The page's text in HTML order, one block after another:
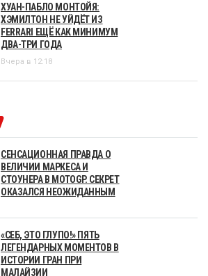
ХУАН-ПАБЛО МОНТОЙЯ:
ХЭМИЛТОН НЕ УЙДЁТ ИЗ
FERRARI ЕЩЁ КАК МИНИМУМ
ДВА-ТРИ ГОДА
Вчера в 12:18
СЕНСАЦИОННАЯ ПРАВДА О
ВЕЛИЧИИ МАРКЕСА И
СТОУНЕРА В MOTOGP. СЕКРЕТ
ОКАЗАЛСЯ НЕОЖИДАННЫМ
«СЕБ, ЭТО ГЛУПО!» ПЯТЬ
ЛЕГЕНДАРНЫХ МОМЕНТОВ В
ИСТОРИИ ГРАН ПРИ
МАЛАЙЗИИ